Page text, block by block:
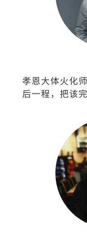
孝恩大体火化
后一程，把该